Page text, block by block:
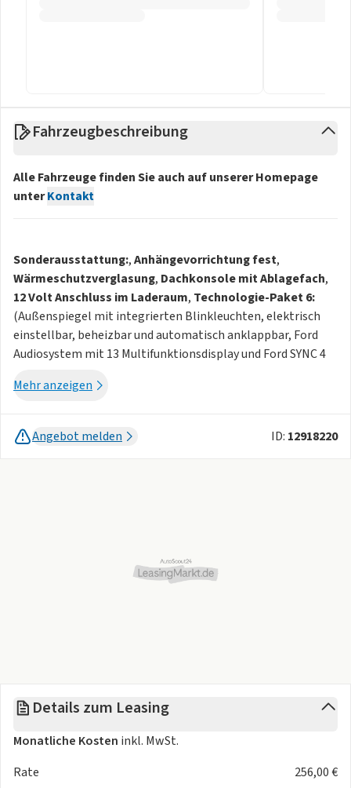
Fahrzeugbeschreibung
Alle Fahrzeuge finden Sie auch auf unserer Homepage
unterKontakt
Sonderausstattung:,Anhängevorrichtung fest,
Wärmeschutzverglasung, Dachkonsole mit Ablagefach,
12 Volt Anschluss im Laderaum, Technologie-Paket 6:
(Außenspiegel mit integrierten Blinkleuchten, elektrisch
einstellbar, beheizbar und automatisch anklappbar, Ford
Audiosystem mit 13 Multifunktionsdisplay und Ford SYNC 4
Stabilitätsprogramm (ESP) zusätzlich mit elektronischem
Collision Assist, kamera- und radar-basiert, Toter-Winkel-
Assistent inkl. Cross Traffic Alert und mit
Tempolimit-Anzeige, 360 Grad Kamera),
Silver),
Mehr anzeigen
Angebot melden ID: 12918220
Details zum Leasing
Monatliche Kosten inkl. MwSt.
Rate
256,00 €